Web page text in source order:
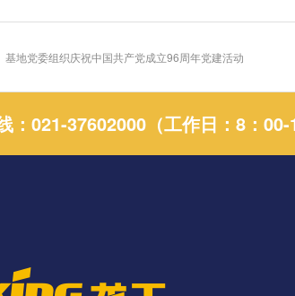
基地党委组织庆祝中国共产党成立96周年党建活动
： 021-37602000 （工作日：8：00-